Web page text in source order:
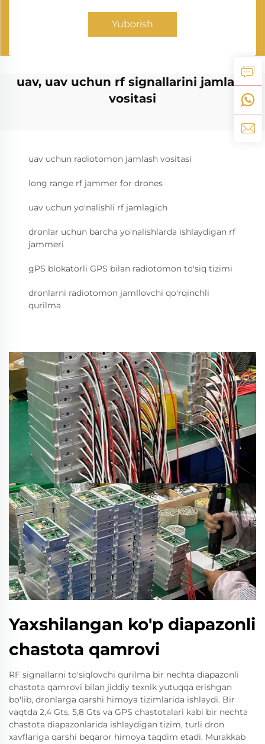
Yuborish
uav, uav uchun rf signallarini jamlash
vositasi
uav uchun radiotomon jamlash vositasi
long range rf jammer for drones
uav uchun yo'nalishli rf jamlagich
dronlar uchun barcha yo'nalishlarda ishlaydigan rf
jammeri
gPS blokatorli GPS bilan radiotomon to'siq tizimi
dronlarni radiotomon jamllovchi qo'rqinchli
qurilma
Yaxshilangan ko'p diapazonli
chastota qamrovi
RF signallarni to'siqlovchi qurilma bir nechta diapazonli
chastota qamrovi bilan jiddiy texnik yutuqqa erishgan
bo'lib, dronlarga qarshi himoya tizimlarida ishlaydi. Bir
vaqtda 2,4 Gts, 5,8 Gts va GPS chastotalari kabi bir nechta
chastota diapazonlarida ishlaydigan tizim, turli dron
xavflariga qarshi beqaror himoya taqdim etadi. Murakkab